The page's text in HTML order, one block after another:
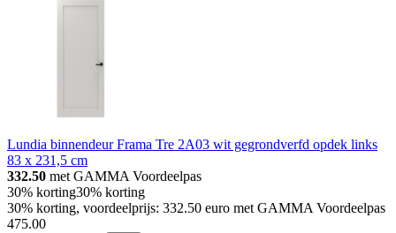
Lundia binnendeur Frama Tre 2A03 wit gegrondverfd opdek links
83 x 231,5 cm
332.50 met GAMMA Voordeelpas
30% korting30% korting
30% korting, voordeelprijs: 332.50 euro met GAMMA Voordeelpas
475.00